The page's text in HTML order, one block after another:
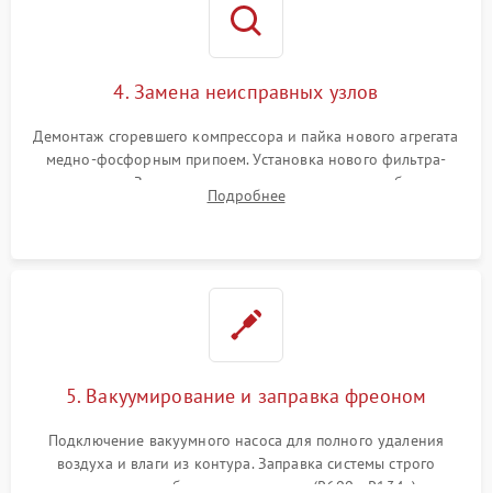
4. Замена неисправных узлов
Демонтаж сгоревшего компрессора и пайка нового агрегата
медно-фосфорным припоем. Установка нового фильтра-
осушителя. Замена изношенных вентиляторов обдува,
сломанных заслонок или поврежденных дверных петель.
Подробнее
5. Вакуумирование и заправка фреоном
Подключение вакуумного насоса для полного удаления
воздуха и влаги из контура. Заправка системы строго
дозированным объемом хладагента (R600a, R134a) по